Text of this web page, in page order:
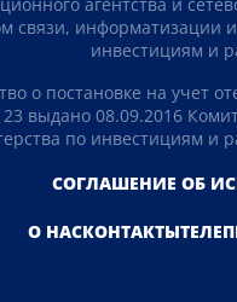
связи,
инвестициям и
о постановке на учет
выдано 08.09.2016
по инвестициям и
СОГЛАШЕНИЕ ОБ
О НАСКОНТАКТЫ